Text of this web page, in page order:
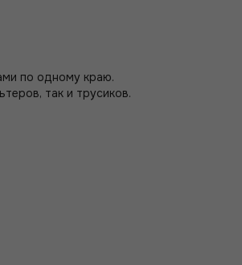
по одному краю.
так и трусиков.